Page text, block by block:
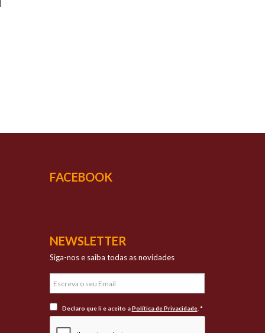
FACEBOOK
NEWSLETTER
Siga-nos e saiba todas as novidades
Declaro que li e aceito aPolítica de Privacidade. *